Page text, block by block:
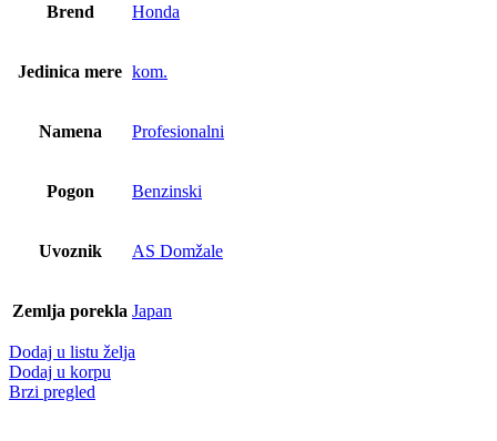
Brend Honda
Jedinica mere kom.
Namena Profesionalni
Pogon Benzinski
Uvoznik AS Domžale
Zemlja porekla Japan
Dodaj u listu želja
Dodaj u korpu
Brzi pregled